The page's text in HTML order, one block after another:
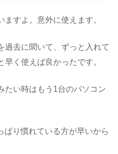
すよ。意外に使えます。
過去に聞いて、ずっと入れて
く使えば良かったです。
たい時はもう1台のパソコン
ぱり慣れている方が早いから